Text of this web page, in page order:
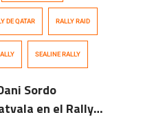
del equipo
DE QATAR RALLY RAID
SEALINE RALLY
Sordo
en el Rally